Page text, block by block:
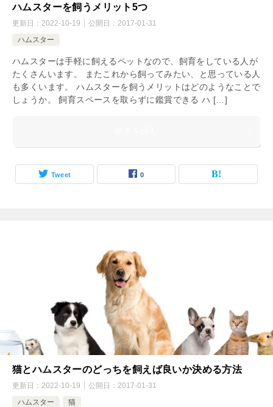
ハムスターを飼うメリット5つ
更新日： 2022-10-19 公開日： 2017-01-31
ハムスター
ハムスターは手軽に飼えるペットなので、飼育をしている人が
たくさんいます。 またこれから飼ってみたい、と思っている人
も多くいます。 ハムスターを飼うメリットはどのようなことで
しょうか。 飼育スペースを取らずに鑑賞できる ハ […]
Tweet 0
猫とハムスターのどっちを飼えば良いか決める方法
更新日： 2022-10-19 公開日： 2017-01-31
ハムスター
猫